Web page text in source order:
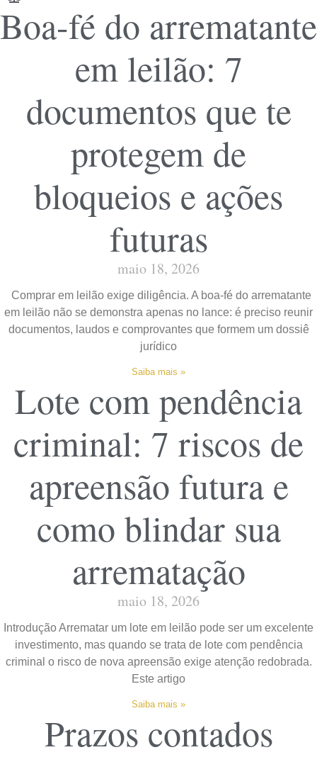
Boa-fé do arrematante
em leilão: 7
documentos que te
protegem de
bloqueios e ações
futuras
maio 18, 2026
Comprar em leilão exige diligência. A boa-fé do arrematante
em leilão não se demonstra apenas no lance: é preciso reunir
documentos, laudos e comprovantes que formem um dossiê
jurídico
Saiba mais »
Lote com pendência
criminal: 7 riscos de
apreensão futura e
como blindar sua
arrematação
maio 18, 2026
Introdução Arrematar um lote em leilão pode ser um excelente
investimento, mas quando se trata de lote com pendência
criminal o risco de nova apreensão exige atenção redobrada.
Este artigo
Saiba mais »
Prazos contados